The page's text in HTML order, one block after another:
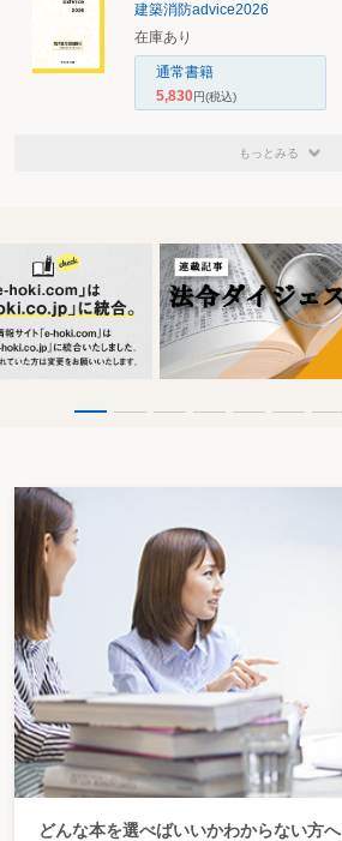
建築消防advice2026
在庫あり
通常書籍
5,830円(税込)
もっとみる
どんな本を選べばいいかわからない方へ